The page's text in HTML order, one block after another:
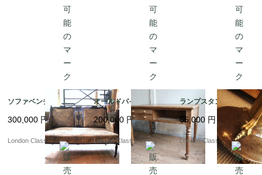
ソファベンチ
300,000 円
London Classics
オールドパインデスク
200,000 円
London Classics
ランプスタンド
65,000 円
London Classics